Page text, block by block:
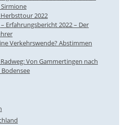
2022
Erfahrungsbericht 2022 – Der
Verkehrswende? Abstimmen
Von Gammertingen nach